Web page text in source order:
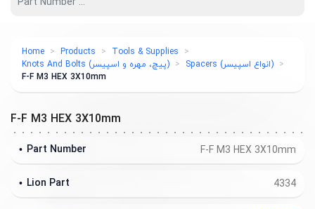
Home Products
Tools & Supplies
(پیچ، مهره و اسپیسر) Knots And Bolts
(انواع اسپیسر) Spacers
F-F M3 HEX 3X10mm
F-F M3 HEX 3X10mm
F-F M3 HEX 3X10mm
Part Number
4334
Lion Part